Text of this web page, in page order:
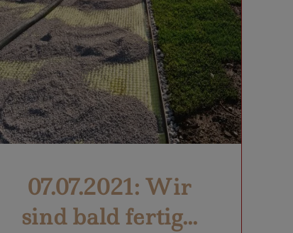
07.07.2021: Wir
sind bald fertig...